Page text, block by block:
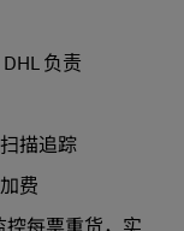
负责
描追踪
费